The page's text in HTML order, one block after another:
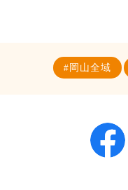
岡山全域